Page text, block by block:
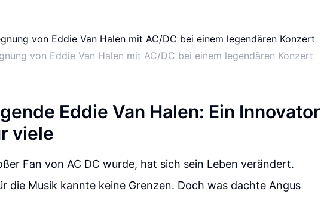
von Eddie Van Halen mit AC/DC bei einem legendären Konzert
Eddie Van Halen: Ein Innovator
viele
Fan von AC DC wurde, hat sich sein Leben verändert.
die Musik kannte keine Grenzen. Doch was dachte Angus